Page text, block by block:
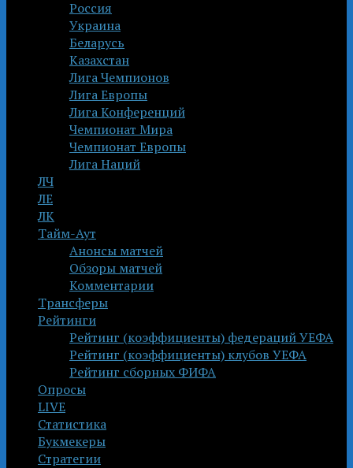
Россия
Украина
Беларусь
Казахстан
Лига Чемпионов
Лига Европы
Лига Конференций
Чемпионат Мира
Чемпионат Европы
Лига Наций
ЛЧ
ЛЕ
ЛК
Тайм-Аут
Анонсы матчей
Обзоры матчей
Комментарии
Трансферы
Рейтинги
Рейтинг (коэффициенты) федераций УЕФА
Рейтинг (коэффициенты) клубов УЕФА
Рейтинг сборных ФИФА
Опросы
LIVE
Статистика
Букмекеры
Стратегии